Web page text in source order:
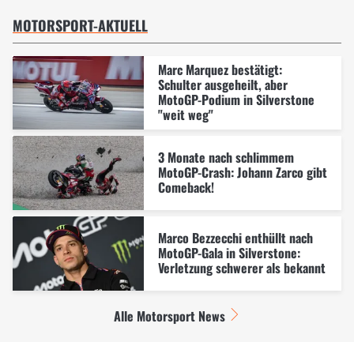
MOTORSPORT-AKTUELL
Marc Marquez bestätigt:
Schulter ausgeheilt, aber
MotoGP-Podium in Silverstone
"weit weg"
3 Monate nach schlimmem
MotoGP-Crash: Johann Zarco gibt
Comeback!
Marco Bezzecchi enthüllt nach
MotoGP-Gala in Silverstone:
Verletzung schwerer als bekannt
Alle Motorsport News